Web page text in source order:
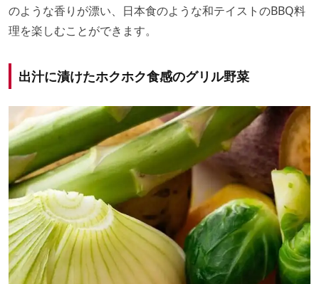
のような香りが漂い、日本食のような和テイストのBBQ料
理を楽しむことができます。
出汁に漬けたホクホク食感のグリル野菜